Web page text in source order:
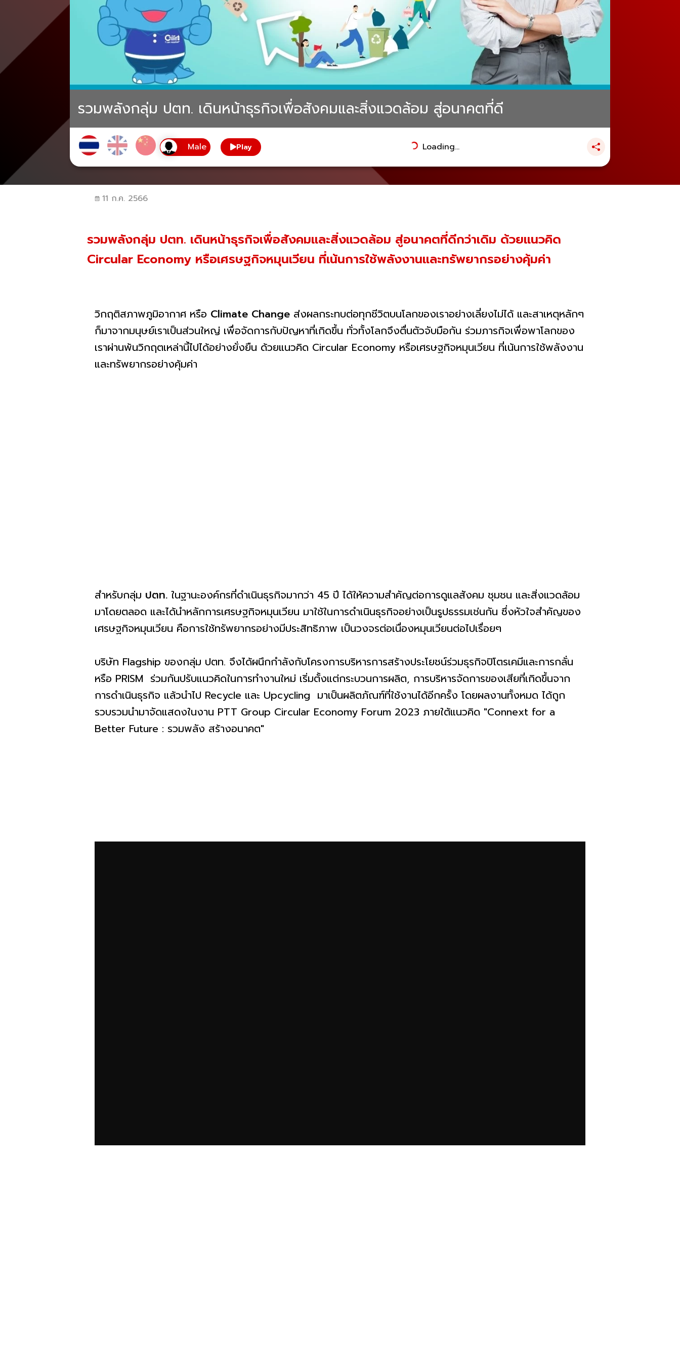
รวมพลังกลุ่ม ปตท. เดินหน้าธุรกิจเพื่อสังคมและสิ่งแวดล้อม สู่อนาคตที่ดี
Play Loading...
11 ก.ค. 2566
รวมพลังกลุ่ม ปตท. เดินหน้าธุรกิจเพื่อสังคมและสิ่งแวดล้อม สู่อนาคตที่ดีกว่าเดิม ด้วยแนวคิด
Circular Economy หรือเศรษฐกิจหมุนเวียน ที่เน้นการใช้พลังงานและทรัพยากรอย่างคุ้มค่า
วิกฤติสภาพภูมิอากาศ หรือ Climate Change ส่งผลกระทบต่อทุกชีวิตบนโลกของเราอย่างเลี่ยงไม่ได้ และสาเหตุหลักๆ
ก็มาจากมนุษย์เราเป็นส่วนใหญ่ เพื่อจัดการกับปัญหาที่เกิดขึ้น ทั่วทั้งโลกจึงตื่นตัวจับมือกัน ร่วมภารกิจเพื่อพาโลกของ
เราผ่านพ้นวิกฤตเหล่านี้ไปได้อย่างยั่งยืน ด้วยแนวคิด Circular Economy หรือเศรษฐกิจหมุนเวียน ที่เน้นการใช้พลังงาน
และทรัพยากรอย่างคุ้มค่า
สำหรับกลุ่ม ปตท. ในฐานะองค์กรที่ดำเนินธุรกิจมากว่า 45 ปี ได้ให้ความสำคัญต่อการดูแลสังคม ชุมชน และสิ่งแวดล้อม
มาโดยตลอด และได้นำหลักการเศรษฐกิจหมุนเวียน มาใช้ในการดำเนินธุรกิจอย่างเป็นรูปธรรมเช่นกัน ซึ่งหัวใจสำคัญของ
เศรษฐกิจหมุนเวียน คือการใช้ทรัพยากรอย่างมีประสิทธิภาพ เป็นวงจรต่อเนื่องหมุนเวียนต่อไปเรื่อยๆ
บริษัท Flagship ของกลุ่ม ปตท. จึงได้ผนึกกำลังกับโครงการบริหารการสร้างประโยชน์ร่วมธุรกิจปิโตรเคมีและการกลั่น
หรือ PRISM ร่วมกันปรับแนวคิดในการทำงานใหม่ เริ่มตั้งแต่กระบวนการผลิต, การบริหารจัดการของเสียที่เกิดขึ้นจาก
การดำเนินธุรกิจ แล้วนำไป Recycle และ Upcycling มาเป็นผลิตภัณฑ์ที่ใช้งานได้อีกครั้ง โดยผลงานทั้งหมด ได้ถูก
รวบรวมนำมาจัดแสดงในงาน PTT Group Circular Economy Forum 2023 ภายใต้แนวคิด "Connext for a
Better Future : รวมพลัง สร้างอนาคต"